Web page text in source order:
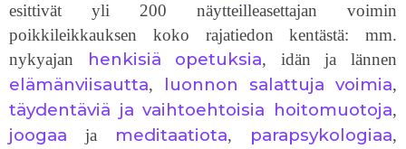
esittivät yli 200 näytteilleasettajan voimin
poikkileikkauksen koko rajatiedon kentästä: mm.
nykyajan
henkisiä opetuksia, idän ja lännen
elämänviisautta, luonnon salattuja voimia,
täydentäviä ja vaihtoehtoisia hoitomuotoja,
joogaa ja meditaatiota, parapsykologiaa,